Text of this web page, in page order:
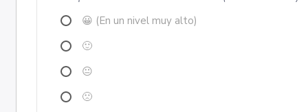
😀 (En un nivel muy alto)
🙂
😐
🙁